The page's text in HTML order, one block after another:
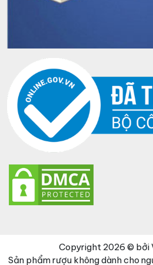
Copyright 2026 © bởi
Sản phẩm rượu không dành cho